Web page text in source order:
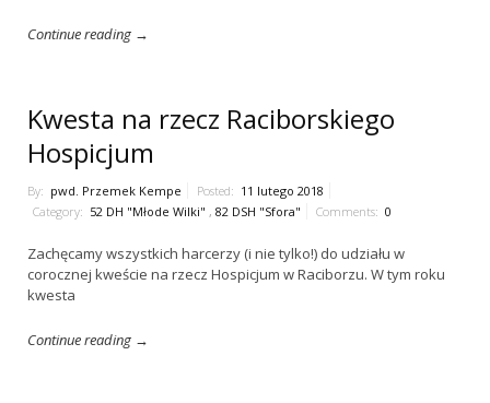
Continue reading →
Kwesta na rzecz Raciborskiego
Hospicjum
By: pwd. Przemek Kempe Posted: 11 lutego 2018
Category: 52 DH "Młode Wilki" , 82 DSH "Sfora" Comments: 0
Zachęcamy wszystkich harcerzy (i nie tylko!) do udziału w
corocznej kweście na rzecz Hospicjum w Raciborzu. W tym roku
kwesta
Continue reading →